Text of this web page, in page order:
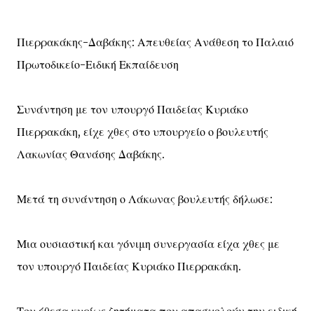
Πιερρακάκης-Δαβάκης: Απευθείας Ανάθεση το Παλαιό
Πρωτοδικείο-Ειδική Εκπαίδευση
Συνάντηση με τον υπουργό Παιδείας Κυριάκο
Πιερρακάκη, είχε χθες στο υπουργείο ο βουλευτής
Λακωνίας Θανάσης Δαβάκης.
Μετά τη συνάντηση ο Λάκωνας βουλευτής δήλωσε:
Μια ουσιαστική και γόνιμη συνεργασία είχα χθες με
τον υπουργό Παιδείας Κυριάκο Πιερρακάκη.